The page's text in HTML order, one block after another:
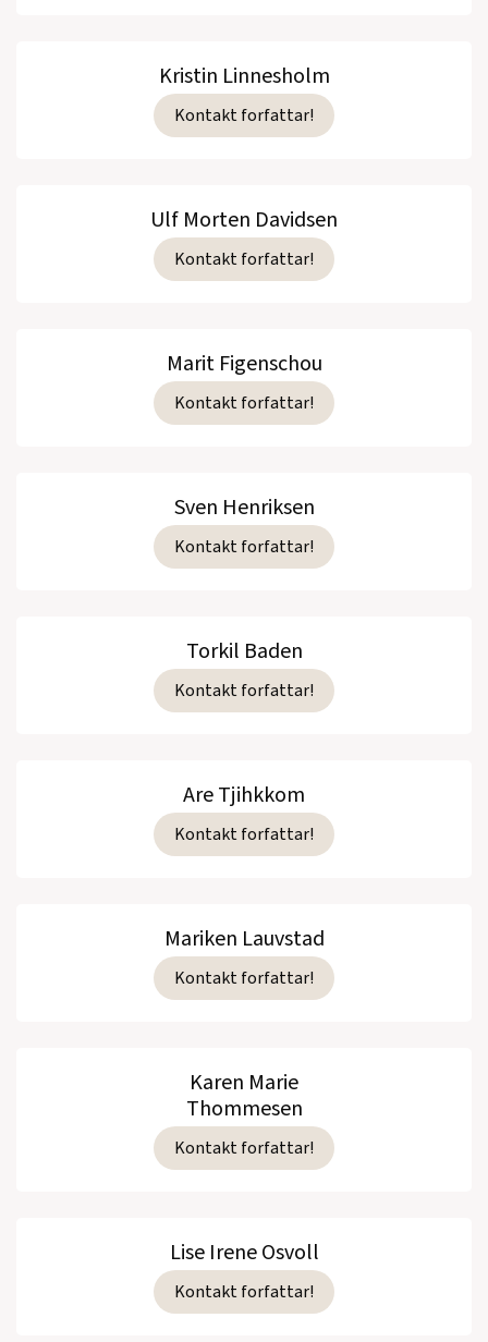
Kristin Linnesholm
Kontakt forfattar!
Ulf Morten Davidsen
Kontakt forfattar!
Marit Figenschou
Kontakt forfattar!
Sven Henriksen
Kontakt forfattar!
Torkil Baden
Kontakt forfattar!
Are Tjihkkom
Kontakt forfattar!
Mariken Lauvstad
Kontakt forfattar!
Karen Marie
Thommesen
Kontakt forfattar!
Lise Irene Osvoll
Kontakt forfattar!